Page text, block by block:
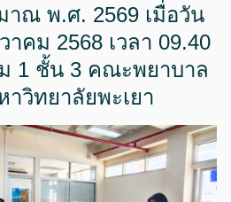
าณ พ.ศ. 2569 เมื่อวัน
คม 2568 เวลา 09.40
1 ชั้น 3 คณะพยาบาล
วิทยาลัยพะเยา